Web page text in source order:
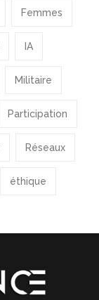
Femmes
IA
Militaire
Participation
Réseaux
éthique